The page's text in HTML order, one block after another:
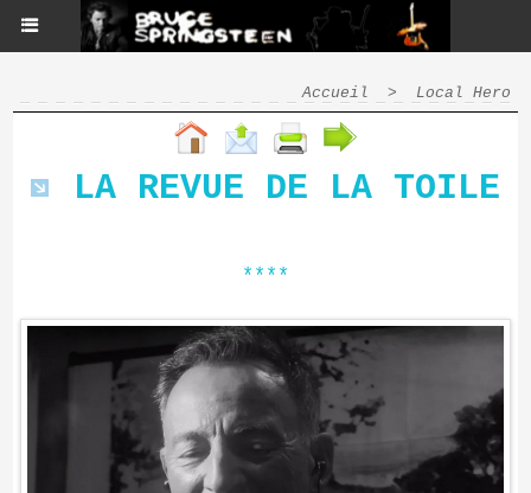
Accueil > Local Hero
LA REVUE DE LA TOILE
****